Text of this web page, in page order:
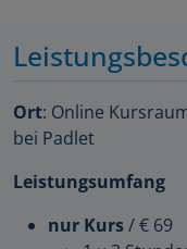
Ort: Online
bei Padlet
Leistungsumfang
nur Kurs/ € 69